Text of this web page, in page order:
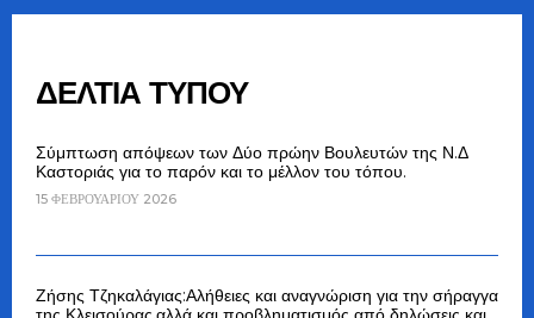
ΔΕΛΤΙΑ ΤΥΠΟΥ
Σύμπτωση απόψεων των Δύο πρώην Βουλευτών της Ν.Δ
Καστοριάς για το παρόν και το μέλλον του τόπου.
15 ΦΕΒΡΟΥΑΡΊΟΥ 2026
Ζήσης Τζηκαλάγιας:Αλήθειες και αναγνώριση για την σήραγγα